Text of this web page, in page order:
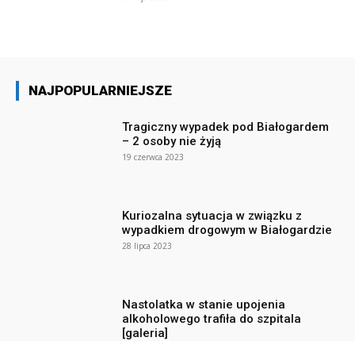
NAJPOPULARNIEJSZE
Tragiczny wypadek pod Białogardem
– 2 osoby nie żyją
19 czerwca 2023
Kuriozalna sytuacja w związku z
wypadkiem drogowym w Białogardzie
28 lipca 2023
Nastolatka w stanie upojenia
alkoholowego trafiła do szpitala
[galeria]